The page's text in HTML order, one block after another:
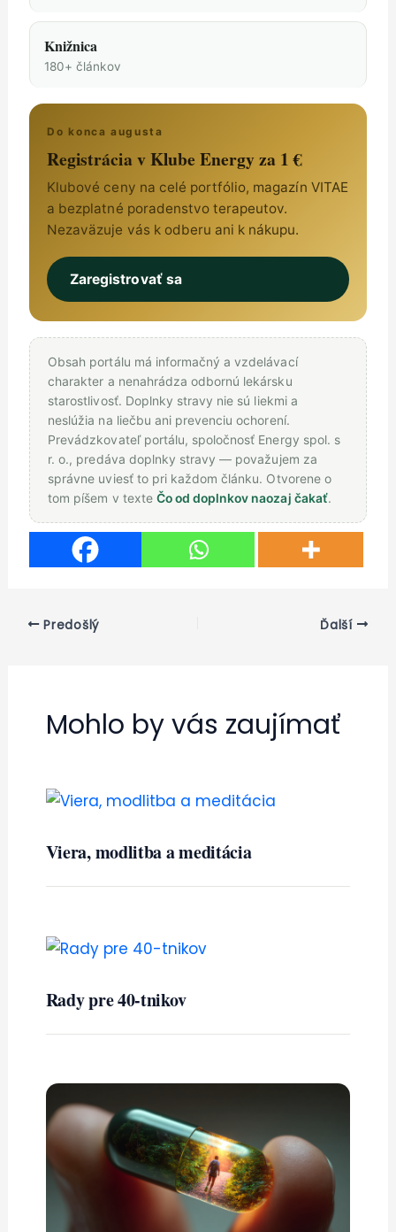
Knižnica
180+ článkov
Do konca augusta
Registrácia v Klube Energy za 1 €
Klubové ceny na celé portfólio, magazín VITAE
a bezplatné poradenstvo terapeutov.
Nezaväzuje vás k odberu ani k nákupu.
Zaregistrovať sa
Obsah portálu má informačný a vzdelávací
charakter a nenahrádza odbornú lekársku
starostlivosť. Doplnky stravy nie sú liekmi a
neslúžia na liečbu ani prevenciu ochorení.
Prevádzkovateľ portálu, spoločnosť Energy spol. s
r. o., predáva doplnky stravy — považujem za
správne uviesť to pri každom článku. Otvorene o
tom píšem v texte Čo od doplnkov naozaj čakať.
Predošlý Ďalší
Mohlo by vás zaujímať
Viera, modlitba a meditácia
Rady pre 40-tnikov